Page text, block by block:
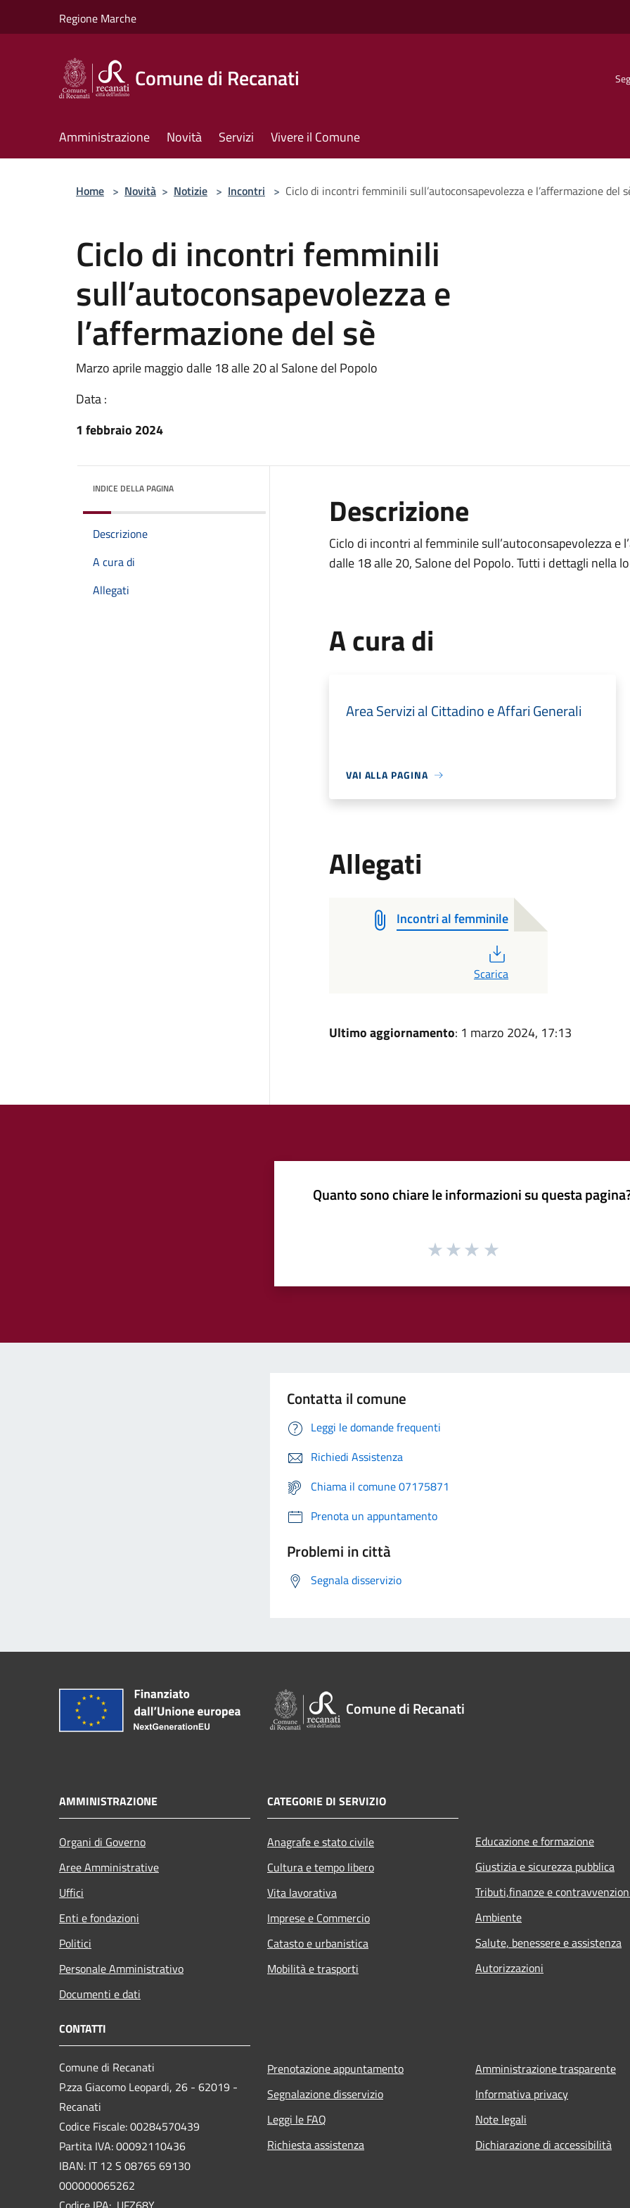
Regione Marche
Comune di Recanati
Amministrazione Novità Servizi Vivere il Comune
Home > Novità > Notizie > Incontri > Ciclo di incontri femminili sull’autoconsapevolezza e l’affermazione del
Ciclo di incontri femminili
sull’autoconsapevolezza e
l’affermazione del sè
Marzo aprile maggio dalle 18 alle 20 al Salone del Popolo
Data :
1 febbraio 2024
INDICE DELLA PAGINA
Descrizione
A cura di
Allegati
Descrizione
Ciclo di incontri al femminile sull’autoconsapevolezza e
dalle 18 alle 20, Salone del Popolo. Tutti i dettagli nella
A cura di
Area Servizi al Cittadino e Affari Generali
VAI ALLA PAGINA
Allegati
Incontri al femminile
Scarica
Ultimo aggiornamento: 1 marzo 2024, 17:13
Quanto sono chiare le informazioni su questa
Contatta il comune
Leggi le domande frequenti
Richiedi Assistenza
Chiama il comune 07175871
Prenota un appuntamento
Problemi in città
Segnala disservizio
Comune di Recanati
AMMINISTRAZIONE
Organi di Governo
Aree Amministrative
Uffici
Enti e fondazioni
Politici
Personale Amministrativo
Documenti e dati
CATEGORIE DI SERVIZIO
Anagrafe e stato civile
Cultura e tempo libero
Vita lavorativa
Imprese e Commercio
Catasto e urbanistica
Mobilità e trasporti
Educazione e formazione
Giustizia e sicurezza pubblica
Tributi,finanze e
Ambiente
Salute, benessere e assistenza
Autorizzazioni
CONTATTI
Comune di Recanati
P.zza Giacomo Leopardi, 26 - 62019 -
Recanati
Codice Fiscale: 00284570439
Partita IVA: 00092110436
IBAN: IT 12 S 08765 69130
000000065262
Prenotazione appuntamento
Segnalazione disservizio
Leggi le FAQ
Richiesta assistenza
Amministrazione trasparente
Informativa privacy
Note legali
Dichiarazione di accessibilità